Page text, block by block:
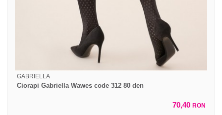
GABRIELLA
Ciorapi Gabriella Wawes code 312 80 den
70,40 RON